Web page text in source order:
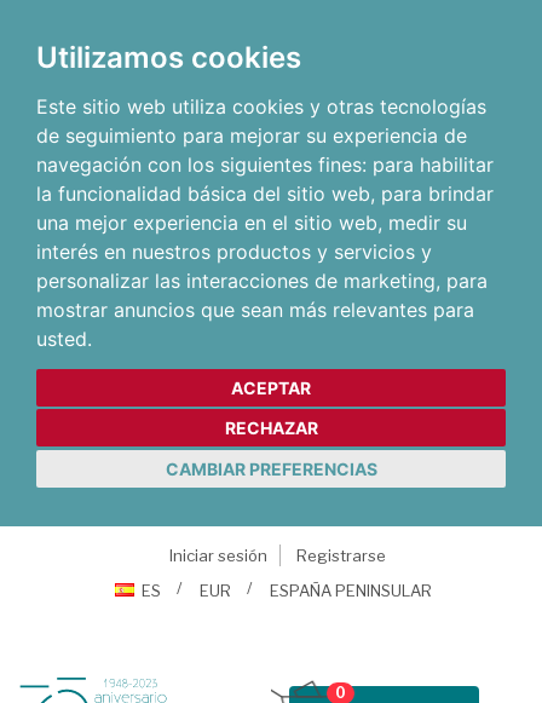
Utilizamos cookies
Este sitio web utiliza cookies y otras tecnologías
de seguimiento para mejorar su experiencia de
navegación con los siguientes fines: para habilitar
la funcionalidad básica del sitio web, para brindar
una mejor experiencia en el sitio web, medir su
interés en nuestros productos y servicios y
personalizar las interacciones de marketing, para
mostrar anuncios que sean más relevantes para
usted.
ACEPTAR
RECHAZAR
CAMBIAR PREFERENCIAS
Iniciar sesión
Registrarse
ES
EUR ESPAÑA PENINSULAR
0